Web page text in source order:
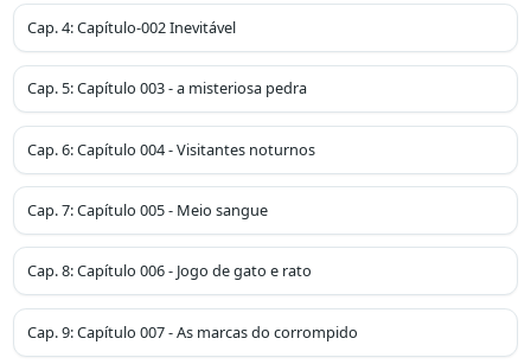
Cap.4:Capítulo-002 Inevitável
Cap.5:Capítulo 003 - a misteriosa pedra
Cap.6:Capítulo 004 - Visitantes noturnos
Cap.7:Capítulo 005 - Meio sangue
Cap.8:Capítulo 006 - Jogo de gato e rato
Cap.9:Capítulo 007 - As marcas do corrompido